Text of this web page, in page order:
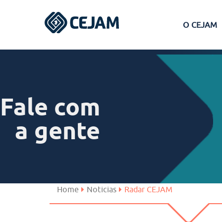
O CEJAM
Ferraz de Vasconcelos
São José dos Campos
Fale com
a gente
Home Noticias Radar CEJAM